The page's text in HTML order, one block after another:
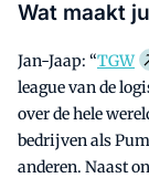
Wat maakt
Jan-Jaap: “TGW
league van de
over de hele
bedrijven als
anderen. Naast